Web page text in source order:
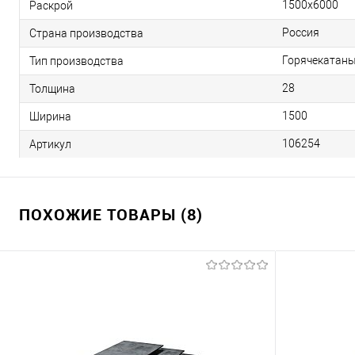
Раскрой 1500х6000
Страна производства Россия
Тип производства
Толщина 28
Ширина 1500
Артикул 106254
ПОХОЖИЕ ТОВАРЫ (8)